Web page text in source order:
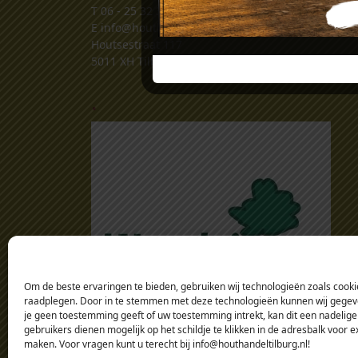
Om de beste ervaringen te bieden, gebruiken wij technologieën zoals
raadplegen. Door in te stemmen met deze technologieën kunnen wij
je geen toestemming geeft of uw toestemming intrekt, kan dit een
gebruikers dienen mogelijk op het schildje te klikken in de adresbalk
maken. Voor vragen kunt u terecht bij info@houthandeltilburg.nl!
T 06 - 25 32 32 34
E info@houthandeltilburg.nl
Houtsestraat 117
5011 XH Tilburg
.